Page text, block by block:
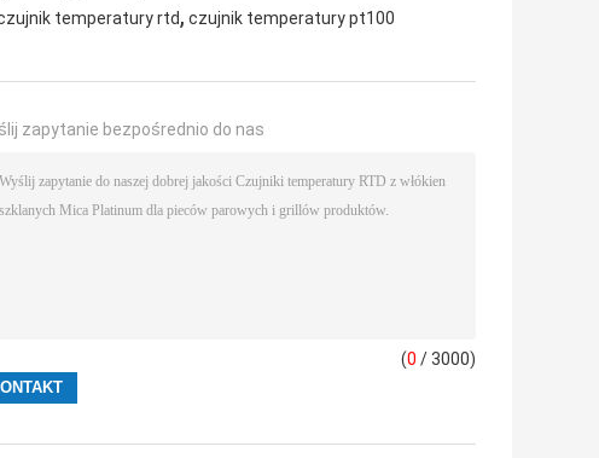
temperatury rtd, czujnik temperatury pt100
zapytanie bezpośrednio do nas
(0 / 3000)